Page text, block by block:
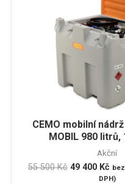
CEMO mobilní
MOBIL 980 litrů,
Akční
55 500Kč 49 400 Kč
DPH)